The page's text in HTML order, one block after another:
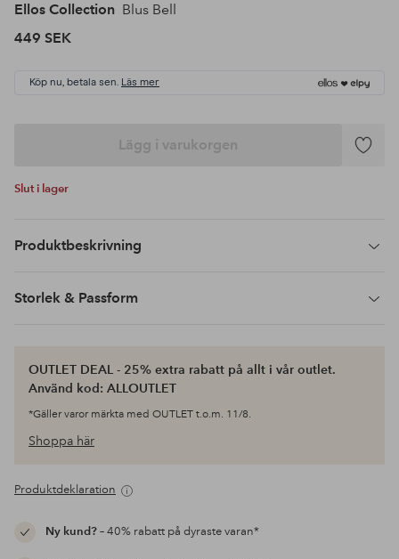
Ellos Collection Blus Bell
449 SEK
Köp nu, betala sen. Läs mer
Lägg i varukorgen
Lägg
Slut i lager
Produktbeskrivning
Storlek & Passform
OUTLET DEAL - 25% extra rabatt på allt i vår outlet.
Använd kod: ALLOUTLET
*Gäller varor märkta med OUTLET t.o.m. 11/8.
Shoppa här
Produktdeklaration
Ny kund?– 40% rabatt på dyraste varan*